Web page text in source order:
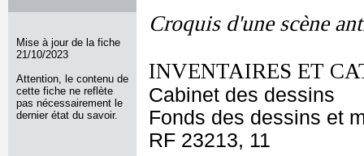
Mise à jour de la fiche
21/10/2023
Attention, le contenu de
cette fiche ne reflète
pas nécessairement le
dernier état du savoir.
Croquis d'une scène
INVENTAIRES ET
Cabinet des dessins
Fonds des dessins et
RF 23213, 11